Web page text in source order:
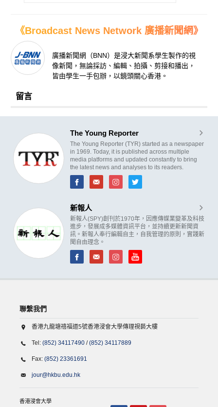
《Broadcast News Network 廣播新聞網》
廣播新聞網（BNN）是浸大新聞系學生製作的視
像新聞，無論採訪、編輯、拍攝、剪接和播出，
皆由學生一手包辦，以鏡頭關心香港。
留言
The Young Reporter
The Young Reporter (TYR) started as a newspaper
in 1969. Today, it is published across multiple
media platforms and updated constantly to bring
the latest news and analyses to its readers.
新報人
新報人(SPY)創刊於1970年，因應傳媒業變革及科技
進步，發展成多媒體資訊平台，並持續更新新聞資
訊。新報人奉行編輯自主，自我管理的原則，實踐新
聞自由理念。
聯繫我們
香港九龍塘禧福道5號香港浸會大學傳理視藝大樓
Tel: (852) 34117490 /(852) 34117889
Fax: (852) 23361691
jour@hkbu.edu.hk
香港浸會大學